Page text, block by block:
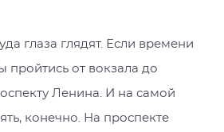
глаза глядят. Если времени
пройтись от вокзала до
Ленина. И на самой
конечно. На проспекте